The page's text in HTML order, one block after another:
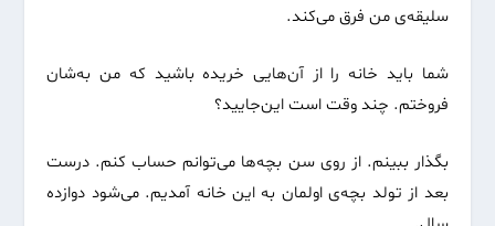
سلیقه‌ی من فرق می‌کند.
شما باید خانه را از آن‌هایی خریده باشید که من به‌شان
فروختم. چند وقت است این‌جایید؟
بگذار ببینم. از روی سن بچه‌ها می‌توانم حساب کنم. درست
بعد از تولد بچه‌ی اولمان به این خانه آمدیم. می‌شود دوازده